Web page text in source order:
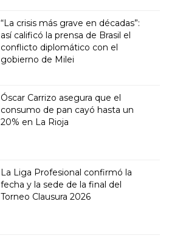
“La crisis más grave en décadas”:
así calificó la prensa de Brasil el
conflicto diplomático con el
gobierno de Milei
Óscar Carrizo asegura que el
consumo de pan cayó hasta un
20% en La Rioja
La Liga Profesional confirmó la
fecha y la sede de la final del
Torneo Clausura 2026